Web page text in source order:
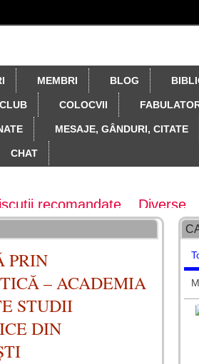
MEMBRI BLOG
COLOCVII
MESAJE, GÂNDURI, CITATE
CHAT
recomandate Diverse
Colecţia revistei Taifas
drepturi, concepte
Teste, chestionare,
PRIN
– ACADEMIA
STUDII
DIN